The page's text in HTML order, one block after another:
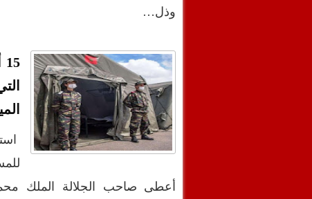
وذل…
أعطى صاحب الجلالة الملك